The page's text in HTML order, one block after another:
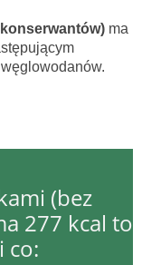
ma
węglowodanów.
(bez
277 kcal to
co: